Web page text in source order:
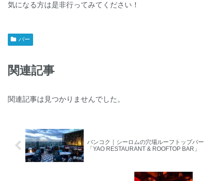
気になる方は是非行ってみてください！
バー
関連記事
関連記事は見つかりませんでした。
バンコク｜シーロムの穴場ルーフトップバー
「YAO RESTAURANT & ROOFTOP BAR」